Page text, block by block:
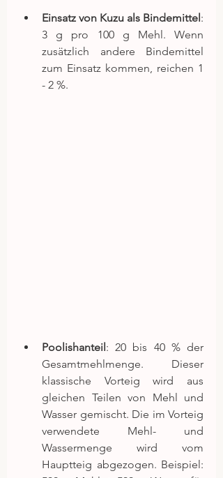
Einsatz von Kuzu als Bindemittel:
3 g pro 100 g Mehl. Wenn
zusätzlich andere Bindemittel
zum Einsatz kommen, reichen 1
- 2 %.
Poolishanteil: 20 bis 40 % der
Gesamtmehlmenge. Dieser
klassische Vorteig wird aus
gleichen Teilen von Mehl und
Wasser gemischt. Die im Vorteig
verwendete Mehl- und
Wassermenge wird vom
Hauptteig abgezogen. Beispiel: